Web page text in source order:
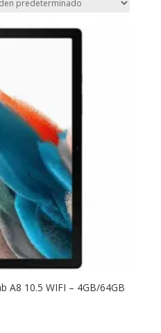
A8 10.5 WIFI – 4GB/64GB